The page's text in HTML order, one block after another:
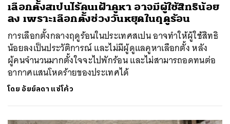
เลือกตั้งสเปนไร้คนเฝ้าคูหา อาจมีผู้ใช้สิทธิน้อย
ลง เพราะเลือกตั้งช่วงวันหยุดในฤดูร้อน
การเลือกตั้งกลางฤดูร้อนในประเทศสเปน อาจทำให้ผู้ใช้สิทธิ
น้อยลงเป็นประวัติการณ์ และไม่มีผู้ดูแลคูหาเลือกตั้ง หลัง
ผู้คนจำนวนมากตั้งใจจะไปพักร้อน และไม่สามารถอดทนต่อ
อากาศแสนโหดร้ายของประเทศได้
โดย อัยย์ลดา แซ่โค้ว